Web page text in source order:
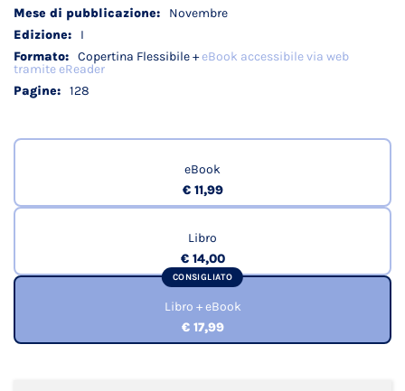
Novembre
I
Copertina Flessibile +eBook accessibile via web
tramite eReader
128
eBook
€ 11,99
Libro
€ 14,00
CONSIGLIATO
Libro + eBook
€ 17,99